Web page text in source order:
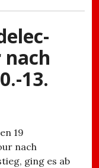
13.
19
nach
ging es ab